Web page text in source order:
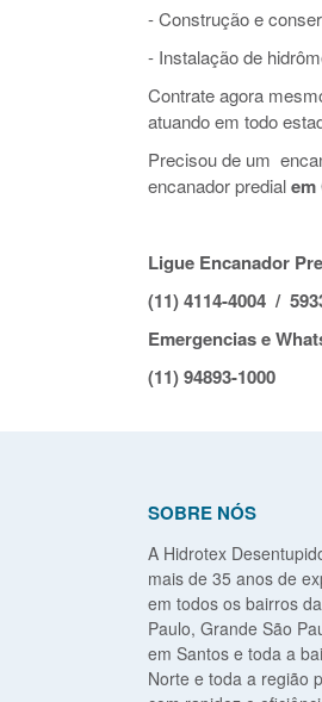
- Construção e
- Instalação de
Contrate agora
atuando em todo
Precisou de um
encanador predialem
Ligue Encanador
(11) 4114-4004 /
Emergencias e
(11) 94893-1000
SOBRE NÓS
A Hidrotex
mais de 35 anos de
em todos os bairros
Paulo, Grande São
em Santos e toda a
Norte e toda a região